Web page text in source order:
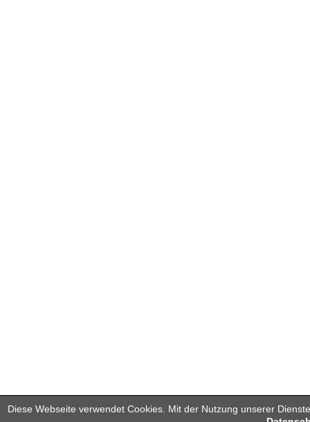
Diese Webseite verwendet Cookies. Mit der Nutzung unserer